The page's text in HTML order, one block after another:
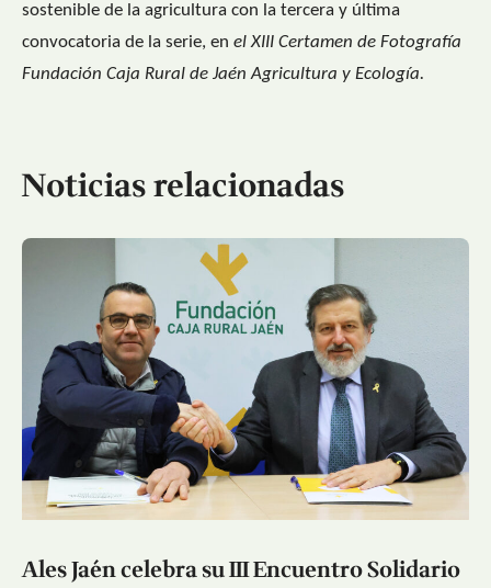
sostenible de la agricultura con la tercera y última
convocatoria de la serie, en el XIII Certamen de Fotografía
Fundación Caja Rural de Jaén Agricultura y Ecología.
Noticias relacionadas
Ales Jaén celebra su III Encuentro Solidario